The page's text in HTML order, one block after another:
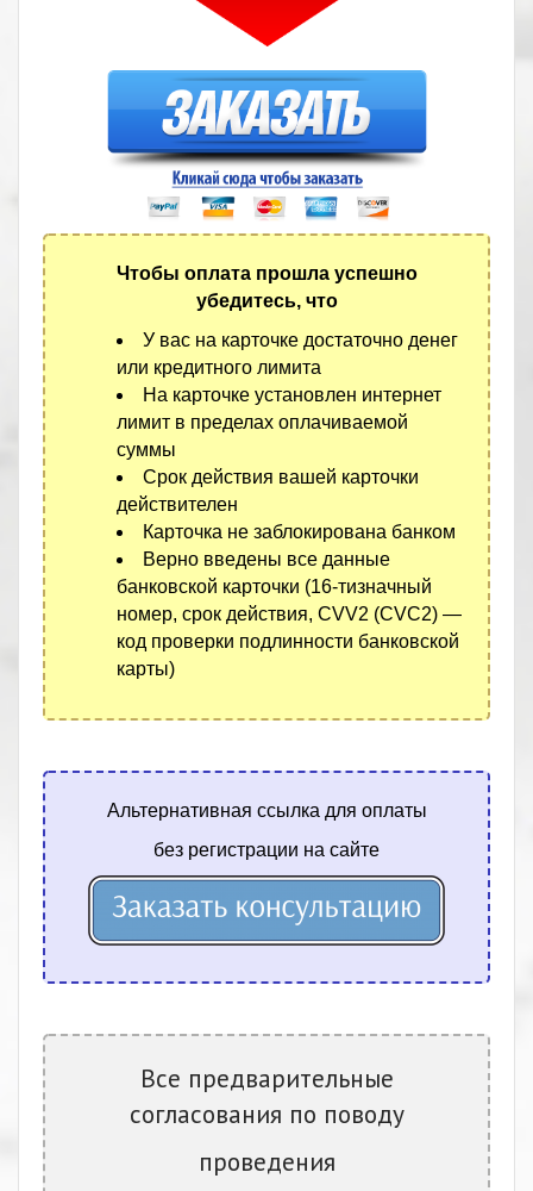
Чтобы оплата прошла успешно
убедитесь, что
У вас на карточке достаточно денег
или кредитного лимита
На карточке установлен интернет
лимит в пределах оплачиваемой
суммы
Срок действия вашей карточки
действителен
Карточка не заблокирована банком
Верно введены все данные
банковской карточки (16-тизначный
номер, срок действия, CVV2 (CVC2) —
код проверки подлинности банковской
карты)
Альтернативная ссылка для оплаты
без регистрации на сайте
Все предварительные
согласования по поводу
проведения